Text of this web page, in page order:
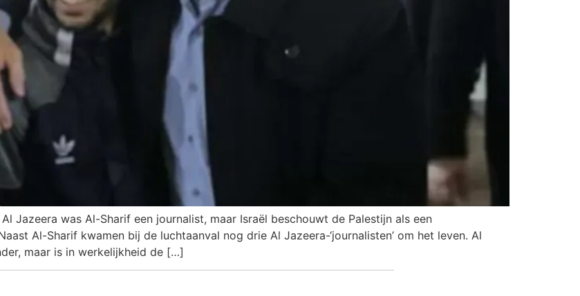
Jazeera was Al-Sharif een journalist, maar Israël beschouwt de Palestijn als een
Al-Sharif kwamen bij de luchtaanval nog drie Al Jazeera-‘journalisten’ om het leven. Al
maar is in werkelijkheid de […]